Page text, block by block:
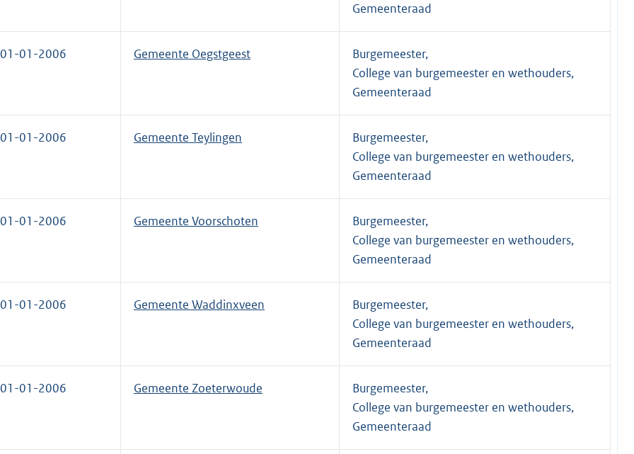
Gemeenteraad
01-01-2006 Gemeente Oegstgeest
Burgemeester,
College van burgemeester en wethouders,
Gemeenteraad
01-01-2006 Gemeente Teylingen
Burgemeester,
College van burgemeester en wethouders,
Gemeenteraad
01-01-2006 Gemeente Voorschoten
Burgemeester,
College van burgemeester en wethouders,
Gemeenteraad
01-01-2006 Gemeente Waddinxveen
Burgemeester,
College van burgemeester en wethouders,
Gemeenteraad
01-01-2006 Gemeente Zoeterwoude
Burgemeester,
College van burgemeester en wethouders,
Gemeenteraad